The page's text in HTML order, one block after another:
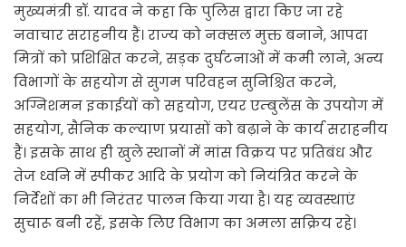
मुख्यमंत्री डॉ. यादव ने कहा कि पुलिस द्वारा किए जा रहे
नवाचार सराहनीय हैं। राज्य को नक्सल मुक्त बनाने, आपदा
मित्रों को प्रशिक्षित करने, सड़क दुर्घटनाओं में कमी लाने, अन्य
विभागों के सहयोग से सुगम परिवहन सुनिश्चित करने,
अग्निशमन इकाईयों को सहयोग, एयर एम्बुलेंस के उपयोग में
सहयोग, सैनिक कल्याण प्रयासों को बढ़ाने के कार्य सराहनीय
हैं। इसके साथ ही खुले स्थानों में मांस विक्रय पर प्रतिबंध और
तेज ध्वनि में स्पीकर आदि के प्रयोग को नियंत्रित करने के
निर्देशों का भी निरंतर पालन किया गया है। यह व्यवस्थाएं
सुचारू बनी रहें, इसके लिए विभाग का अमला सक्रिय रहे।